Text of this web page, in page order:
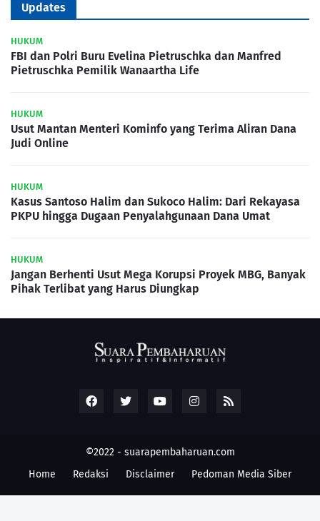
Updates
HUKUM
FBI dan Polri Buru Evelina Pietruschka dan Manfred
Pietruschka Pemilik Wanaartha Life
HUKUM
Usut Mantan Menteri Kominfo yang Terima Aliran Dana
Judi Online
HUKUM
Kasus Santoso Halim dan Sukoco Halim: Dari Rekayasa
PKPU hingga Dugaan Penyalahgunaan Dana Umat
HUKUM
Jangan Berhenti Usut Mega Korupsi Proyek MBG, Banyak
Pihak Terlibat yang Harus Diungkap
©2022 - suarapembaharuan.com
Home
Redaksi Disclaimer Pedoman Media Siber